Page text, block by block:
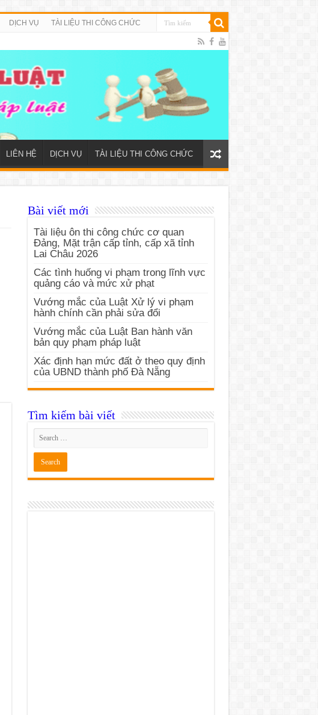
DỊCH VỤ TÀI LIỆU THI CÔNG CHỨC
LIÊN HỆ DỊCH VỤ TÀI LIỆU THI CÔNG CHỨC
Bài viết mới
Tài liệu ôn thi công chức cơ quan
Đảng, Mặt trận cấp tỉnh, cấp xã tỉnh
Lai Châu 2026
Các tình huống vi phạm trong lĩnh vực
quảng cáo và mức xử phạt
Vướng mắc của Luật Xử lý vi phạm
hành chính cần phải sửa đổi
Vướng mắc của Luật Ban hành văn
bản quy phạm pháp luật
Xác định hạn mức đất ở theo quy định
của UBND thành phố Đà Nẵng
Tìm kiếm bài viết